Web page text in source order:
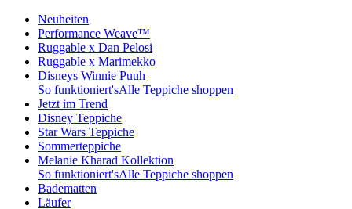
Neuheiten
Performance Weave™
Ruggable x Dan Pelosi
Ruggable x Marimekko
Disneys Winnie Puuh
So funktioniert'sAlle Teppiche shoppen
Jetzt im Trend
Disney Teppiche
Star Wars Teppiche
Sommerteppiche
Melanie Kharad Kollektion
So funktioniert'sAlle Teppiche shoppen
Badematten
Läufer